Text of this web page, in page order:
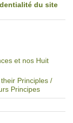
du site
et nos Huit
Principles /
Principes